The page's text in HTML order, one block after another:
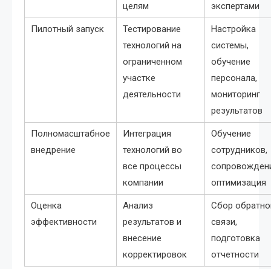
целям
экспертами
Пилотный запуск
Тестирование
технологий на
ограниченном
участке
деятельности
Настройка
системы,
обучение
персонала,
мониторинг
результатов
Полномасштабное
внедрение
Интеграция
технологий во
все процессы
компании
Обучение
сотрудников,
оптимизация
Оценка
эффективности
Анализ
результатов и
внесение
корректировок
Сбор
связи,
подготовка
отчетности